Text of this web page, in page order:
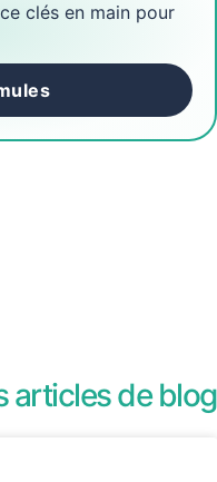
clés en main pour
articles de blog